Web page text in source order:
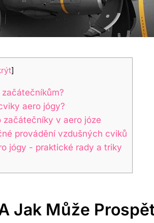
]
aero jógy?
v aero józe
⁤provádění ⁢vzdušných ⁢cviků
jógy -⁢ praktické rady a triky
Jak Může